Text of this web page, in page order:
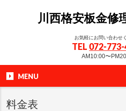
川西格安板金修
お気軽にお問い合わせ
TEL 072-
AM10:00〜
MENU
料金表